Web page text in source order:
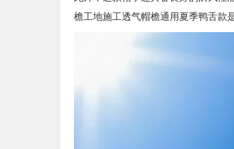
檐工地施工透气帽檐通用夏季鸭舌款